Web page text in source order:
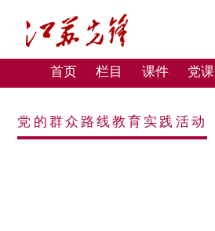
首页 栏目 课件 党课
党的群众路线教育实践活动